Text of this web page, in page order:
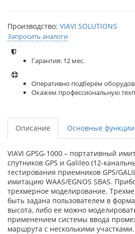
Производство: VIAVI SOLUTIONS
Запросить аналоги
Гарантия: 12 мес.
Оперативно подберём
Окажем профессиональную
Описание Основные функции
VIAVI GPSG-1000 – портативный
спутников GPS и Galileo (12-
тестирования приемников GPS/
имитацию WAAS/EGNOS SBAS.
трехмерное моделирование.
быть задана пользователем в
высота, либо ее можно
применением системы ввода
маршрута с несколькими участками.